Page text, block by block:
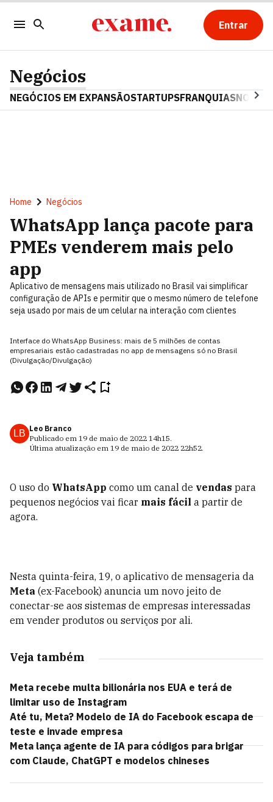
Entrar
Negócios
NEGÓCIOS EM EXPANSÃOSTARTUPSFRANQUIAS
Home Negócios
WhatsApp lança pacote para
PMEs venderem mais pelo
app
Aplicativo de mensagens mais utilizado no Brasil vai simplificar
configuração de APIs e permitir que o mesmo número de telefone
seja usado por mais de um celular na interação com clientes
Interface do WhatsApp Business: mais de 5 milhões de contas
empresariais estão cadastradas no app de mensagens só no Brasil
(Divulgação/Divulgação)
LB Leo Branco
Publicado em 19 de maio de 2022 14h15.
Última atualização em 19 de maio de 2022 22h52.
O uso do WhatsApp como um canal de vendas para
pequenos negócios vai ficar mais fácil a partir de
agora.
Nesta quinta-feira, 19, o aplicativo de mensageria da
Meta (ex-Facebook) anuncia um novo jeito de
conectar-se aos sistemas de empresas interessadas
em vender produtos ou serviços por ali.
Veja também
Meta recebe multa bilionária nos EUA e terá de
limitar uso de Instagram
Até tu, Meta? Modelo de IA do Facebook escapa de
teste e invade empresa
Meta lança agente de IA para códigos para brigar
com Claude, ChatGPT e modelos chineses